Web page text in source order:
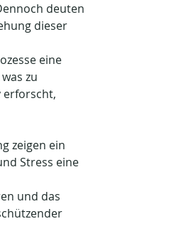
deuten
dieser
eine
zu
erforscht,
zeigen ein
Stress eine
und das